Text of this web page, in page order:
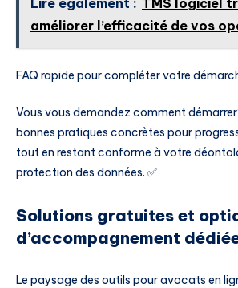
Lire également : TMS logiciel
améliorer l’efficacité de vos
FAQ rapide pour compléter votre
Vous vous demandez comment
bonnes pratiques concrètes pour
tout en restant conforme à votre
protection des données. ✅
Solutions gratuites et
d’accompagnement
Le paysage des outils pour avocats en